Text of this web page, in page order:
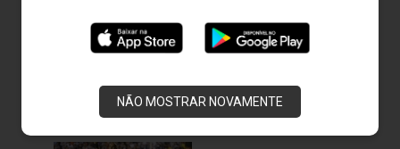
NÃO MOSTRAR NOVAMENTE